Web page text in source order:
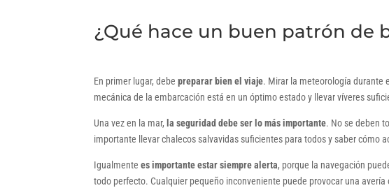
¿Qué hace un buen patrón de
En primer lugar, debepreparar bien el viaje. Mirar la meteorología durante
mecánica de la embarcación está en un óptimo estado y llevar víveres
Una vez en la mar, la seguridad debe ser lo más importante. No se deben
importante llevar chalecos salvavidas suficientes para todos y saber cómo
Igualmente es importante estar siempre alerta, porque la navegación
todo perfecto. Cualquier pequeño inconveniente puede provocar una